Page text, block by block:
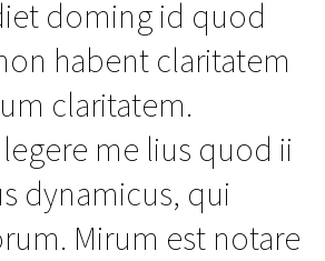
doming id quod
habent claritatem
claritatem.
me lius quod ii
dynamicus, qui
Mirum est notare